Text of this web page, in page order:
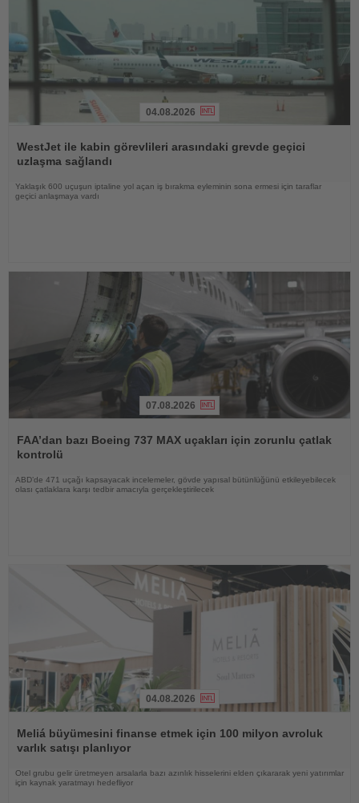
Oku
04.08.2026
WestJet ile kabin görevlileri arasındaki grevde geçici
uzlaşma sağlandı
Yaklaşık 600 uçuşun iptaline yol açan iş bırakma eyleminin sona ermesi için taraflar
geçici anlaşmaya vardı
Oku
07.08.2026
FAA’dan bazı Boeing 737 MAX uçakları için zorunlu çatlak
kontrolü
ABD’de 471 uçağı kapsayacak incelemeler, gövde yapısal bütünlüğünü etkileyebilecek
olası çatlaklara karşı tedbir amacıyla gerçekleştirilecek
Oku
04.08.2026
Meliá büyümesini finanse etmek için 100 milyon avroluk
varlık satışı planlıyor
Otel grubu gelir üretmeyen arsalarla bazı azınlık hisselerini elden çıkararak yeni yatırımlar
için kaynak yaratmayı hedefliyor